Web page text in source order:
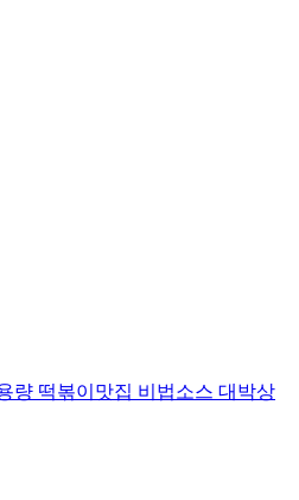
량 떡볶이맛집 비법소스 대박상